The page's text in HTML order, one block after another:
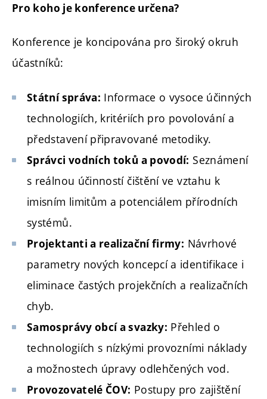
Pro koho je konference určena?
Konference je koncipována pro široký okruh
účastníků:
Státní správa: Informace o vysoce účinných
technologiích, kritériích pro povolování a
představení připravované metodiky.
Správci vodních toků a povodí: Seznámení
s reálnou účinností čištění ve vztahu k
imisním limitům a potenciálem přírodních
systémů.
Projektanti a realizační firmy: Návrhové
parametry nových koncepcí a identifikace i
eliminace častých projekčních a realizačních
chyb.
Samosprávy obcí a svazky: Přehled o
technologiích s nízkými provozními náklady
a možnostech úpravy odlehčených vod.
Provozovatelé ČOV: Postupy pro zajištění